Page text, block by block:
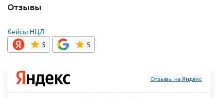
Отзывы
Кейсы НЦЛ
5
5
Отзывы на Яндекс